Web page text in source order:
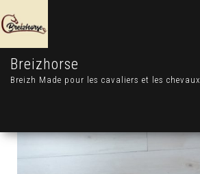
Breizhorse
Breizh Made pour les cavaliers et les chevaux